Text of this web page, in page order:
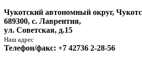
Чукотский автономный округ,
689300, с. Лаврентия,
ул. Советская, д.15
Наш адрес
Телефон/факс: +7 42736 2-28-56